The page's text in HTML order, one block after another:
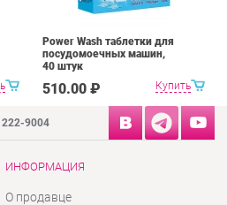
Купить
Power Wash таблетки для
посудомоечных машин,
40 штук
510.00 ₽
222-9004
ИНФОРМАЦИЯ
О продавце